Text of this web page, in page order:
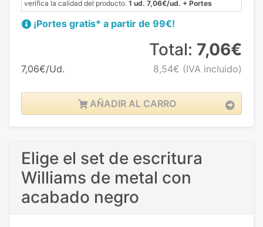
verifica la calidad del producto. 1 ud. 7,06€/ud. + Portes
¡Portes gratis* a partir de 99€!
7,06€/Ud.
Total: 7,06€
8,54€ (IVA incluido)
AÑADIR AL CARRO
Elige el set de escritura
Williams de metal con
acabado negro